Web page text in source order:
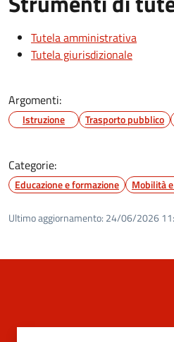
Tutela amministrativa
Tutela giurisdizionale
Argomenti:
Istruzione Trasporto pubblico
Categorie:
Educazione e formazione Mobilità
Ultimo aggiornamento: 24/06/2026